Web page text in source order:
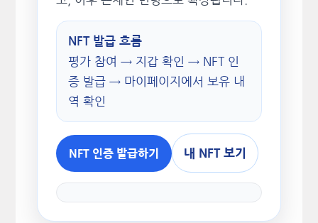
NFT 발급 흐름
평가 참여 → 지갑 확인 → NFT 인
증 발급 → 마이페이지에서 보유 내
역 확인
NFT 인증 발급하기 내 NFT 보기